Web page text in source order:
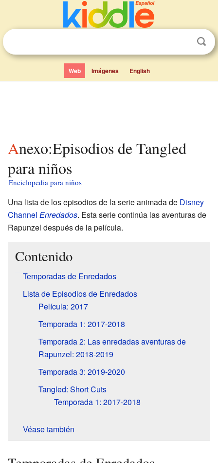
Web Imágenes English
Anexo:Episodios de Tangled
para niños
Enciclopedia para niños
Una lista de los episodios de la serie animada de Disney
Channel Enredados. Esta serie continúa las aventuras de
Rapunzel después de la película.
Contenido
Temporadas de Enredados
Lista de Episodios de Enredados
Película: 2017
Temporada 1: 2017-2018
Temporada 2: Las enredadas aventuras de
Rapunzel: 2018-2019
Temporada 3: 2019-2020
Tangled: Short Cuts
Temporada 1: 2017-2018
Véase también